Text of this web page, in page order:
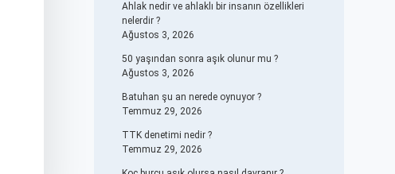
Ahlak nedir ve ahlaklı bir insanın özellikleri
nelerdir ?
Ağustos 3, 2026
50 yaşından sonra aşık olunur mu ?
Ağustos 3, 2026
Batuhan şu an nerede oynuyor ?
Temmuz 29, 2026
TTK denetimi nedir ?
Temmuz 29, 2026